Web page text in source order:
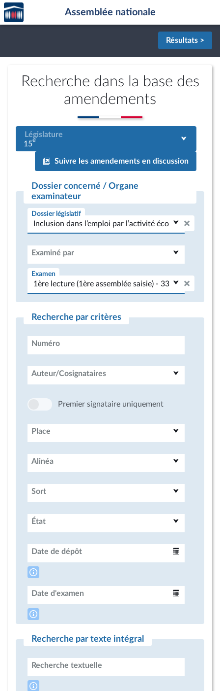
Aller au contenu
Aller en bas de la page
Accèder
à la
page
Assemblée nationale
Résultats >
Recherche dans la base des
amendements
Législature
15e
Suivre les amendements en discussion
Dossier concerné / Organe
examinateur
Dossier législatif
Examiné par
Examen
Recherche par critères
Numéro
Auteur/Cosignataires
Premier signataire uniquement
Place
Alinéa
Sort
État
Date de dépôt
Date d'examen
Recherche par texte intégral
Recherche textuelle